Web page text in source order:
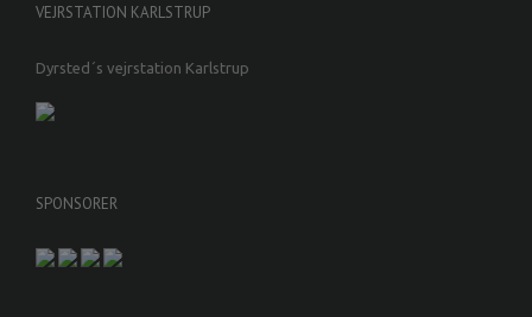
VEJRSTATION KARLSTRUP
Dyrsted´s vejrstation Karlstrup
SPONSORER